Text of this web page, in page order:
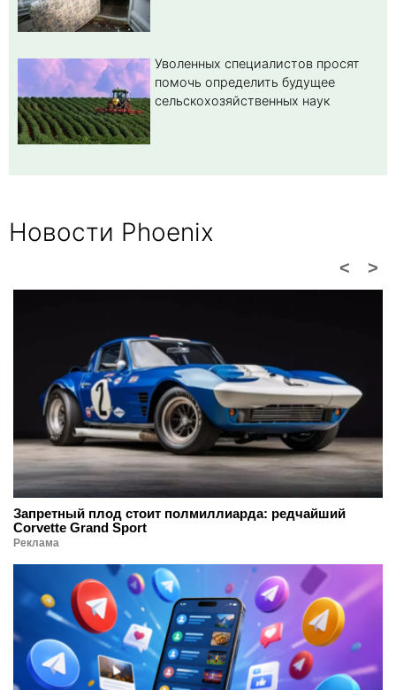
Уволенных специалистов просят
помочь определить будущее
сельскохозяйственных наук
Новости Phoenix
>
<
Запретный плод стоит полмиллиарда: редчайший
Corvette Grand Sport
Реклама